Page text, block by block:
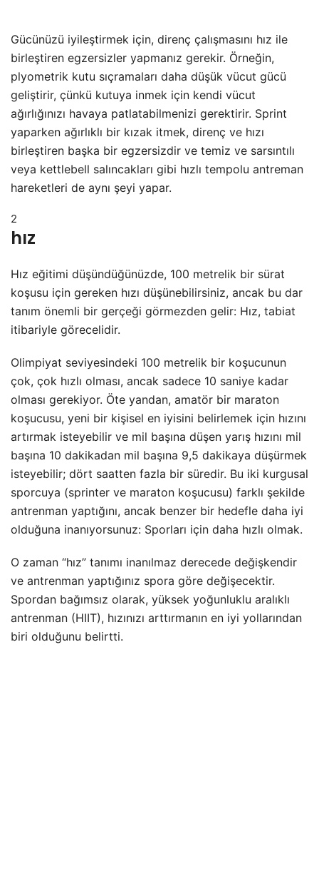
Gücünüzü iyileştirmek için, direnç çalışmasını hız ile
birleştiren egzersizler yapmanız gerekir. Örneğin,
plyometrik kutu sıçramaları daha düşük vücut gücü
geliştirir, çünkü kutuya inmek için kendi vücut
ağırlığınızı havaya patlatabilmenizi gerektirir. Sprint
yaparken ağırlıklı bir kızak itmek, direnç ve hızı
birleştiren başka bir egzersizdir ve temiz ve sarsıntılı
veya kettlebell salıncakları gibi hızlı tempolu antreman
hareketleri de aynı şeyi yapar.
2
hız
Hız eğitimi düşündüğünüzde, 100 metrelik bir sürat
koşusu için gereken hızı düşünebilirsiniz, ancak bu dar
tanım önemli bir gerçeği görmezden gelir: Hız, tabiat
itibariyle görecelidir.
Olimpiyat seviyesindeki 100 metrelik bir koşucunun
çok, çok hızlı olması, ancak sadece 10 saniye kadar
olması gerekiyor. Öte yandan, amatör bir maraton
koşucusu, yeni bir kişisel en iyisini belirlemek için hızını
artırmak isteyebilir ve mil başına düşen yarış hızını mil
başına 10 dakikadan mil başına 9,5 dakikaya düşürmek
isteyebilir; dört saatten fazla bir süredir. Bu iki kurgusal
sporcuya (sprinter ve maraton koşucusu) farklı şekilde
antrenman yaptığını, ancak benzer bir hedefle daha iyi
olduğuna inanıyorsunuz: Sporları için daha hızlı olmak.
O zaman “hız” tanımı inanılmaz derecede değişkendir
ve antrenman yaptığınız spora göre değişecektir.
Spordan bağımsız olarak, yüksek yoğunluklu aralıklı
antrenman (HIIT), hızınızı arttırmanın en iyi yollarından
biri olduğunu belirtti.